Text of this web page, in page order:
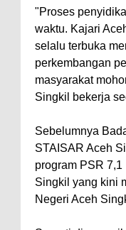
"Proses
waktu. Kajari
selalu terbuka
perkembangan
masyarakat
Singkil bekerja
Sebelumnya
STAISAR Aceh
program PSR
Singkil yang kini
Negeri Aceh